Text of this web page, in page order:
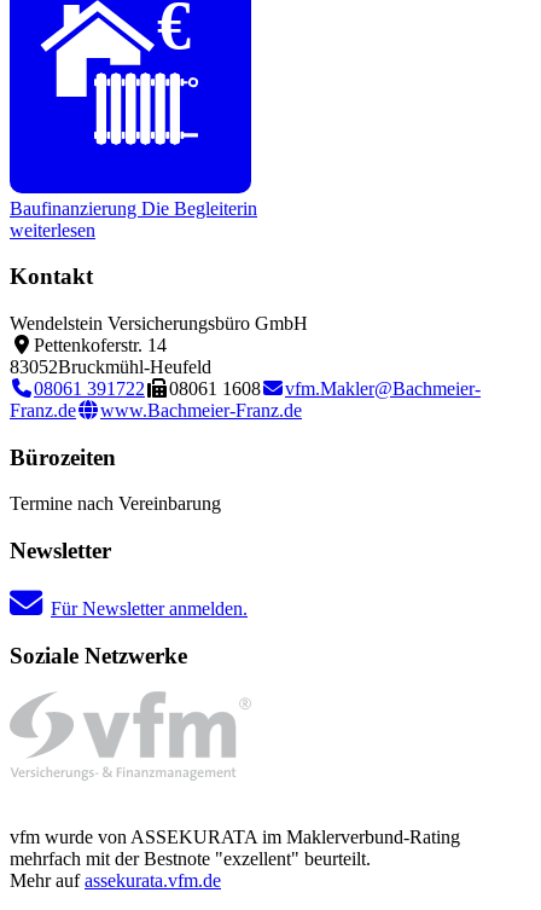
€
Baufinanzierung Die Begleiterin
weiterlesen
Kontakt
Wendelstein Versicherungsbüro GmbH
Pettenkoferstr. 14
83052Bruckmühl-Heufeld
08061 391722
08061 1608
vfm.Makler@Bachmeier-
Franz.de
www.Bachmeier-Franz.de
Bürozeiten
Termine nach Vereinbarung
Newsletter
Für Newsletter anmelden.
Soziale Netzwerke
vfm wurde von ASSEKURATA im Maklerverbund-Rating
mehrfach mit der Bestnote "exzellent" beurteilt.
Mehr aufassekurata.vfm.de